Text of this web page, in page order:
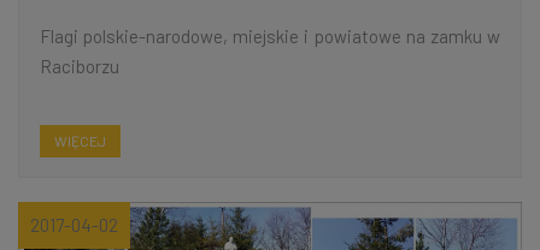
Flagi polskie-narodowe, miejskie i powiatowe na zamku w
Raciborzu
WIĘCEJ
2017-04-02